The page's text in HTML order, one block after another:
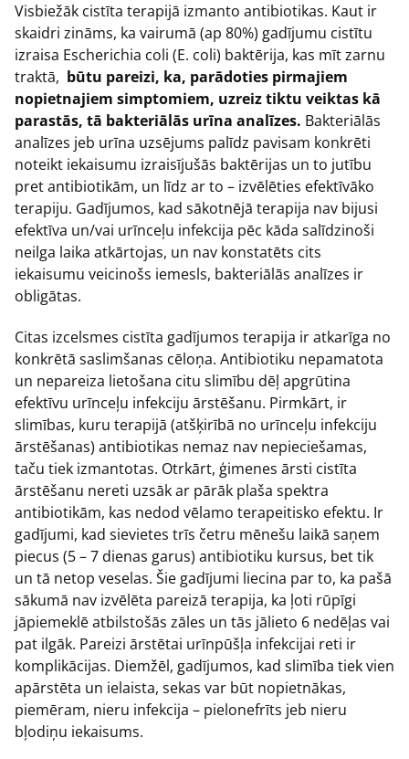
Visbiežāk cistīta terapijā izmanto antibiotikas. Kaut ir
skaidri zināms, ka vairumā (ap 80%) gadījumu cistītu
izraisa Escherichia coli (E. coli) baktērija, kas mīt zarnu
traktā, būtu pareizi, ka, parādoties pirmajiem
nopietnajiem simptomiem, uzreiz tiktu veiktas kā
parastās, tā bakteriālās urīna analīzes. Bakteriālās
analīzes jeb urīna uzsējums palīdz pavisam konkrēti
noteikt iekaisumu izraisījušās baktērijas un to jutību
pret antibiotikām, un līdz ar to – izvēlēties efektīvāko
terapiju. Gadījumos, kad sākotnējā terapija nav bijusi
efektīva un/vai urīnceļu infekcija pēc kāda salīdzinoši
neilga laika atkārtojas, un nav konstatēts cits
iekaisumu veicinošs iemesls, bakteriālās analīzes ir
obligātas.
Citas izcelsmes cistīta gadījumos terapija ir atkarīga no
konkrētā saslimšanas cēloņa. Antibiotiku nepamatota
un nepareiza lietošana citu slimību dēļ apgrūtina
efektīvu urīnceļu infekciju ārstēšanu. Pirmkārt, ir
slimības, kuru terapijā (atšķirībā no urīnceļu infekciju
ārstēšanas) antibiotikas nemaz nav nepieciešamas,
taču tiek izmantotas. Otrkārt, ģimenes ārsti cistīta
ārstēšanu nereti uzsāk ar pārāk plaša spektra
antibiotikām, kas nedod vēlamo terapeitisko efektu. Ir
gadījumi, kad sievietes trīs četru mēnešu laikā saņem
piecus (5 – 7 dienas garus) antibiotiku kursus, bet tik
un tā netop veselas. Šie gadījumi liecina par to, ka pašā
sākumā nav izvēlēta pareizā terapija, ka ļoti rūpīgi
jāpiemeklē atbilstošās zāles un tās jālieto 6 nedēļas vai
pat ilgāk. Pareizi ārstētai urīnpūšļa infekcijai reti ir
komplikācijas. Diemžēl, gadījumos, kad slimība tiek vien
apārstēta un ielaista, sekas var būt nopietnākas,
piemēram, nieru infekcija – pielonefrīts jeb nieru
bļodiņu iekaisums.